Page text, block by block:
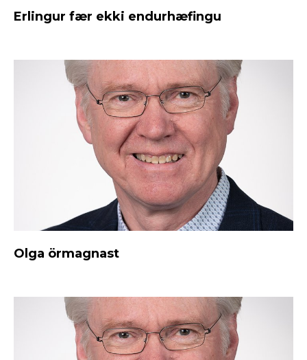
Erlingur fær ekki endurhæfingu
Olga örmagnast